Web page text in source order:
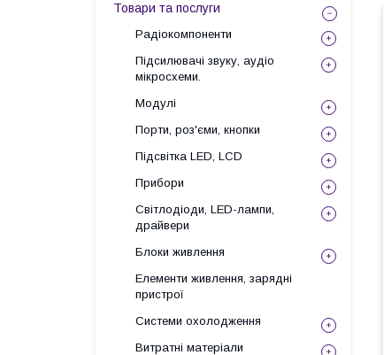
Товари та послуги
Радіокомпоненти
Підсилювачі звуку, аудіо
мікросхеми.
Модулі
Порти, роз'єми, кнопки
Підсвітка LED, LCD
Прибори
Світлодіоди, LED-лампи,
драйвери
Блоки живлення
Елементи живлення, зарядні
пристрої
Системи охолодження
Витратні матеріали